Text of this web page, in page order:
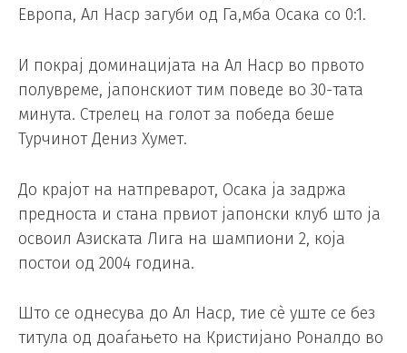
Европа, Ал Наср загуби од Га,мба Осака со 0:1.
И покрај доминацијата на Ал Наср во првото
полувреме, јапонскиот тим поведе во 30-тата
минута. Стрелец на голот за победа беше
Турчинот Дениз Хумет.
До крајот на натпреварот, Осака ја задржа
предноста и стана првиот јапонски клуб што ја
освоил Азиската Лига на шампиони 2, која
постои од 2004 година.
Што се однесува до Ал Наср, тие сè уште се без
титула од доаѓањето на Кристијано Роналдо во